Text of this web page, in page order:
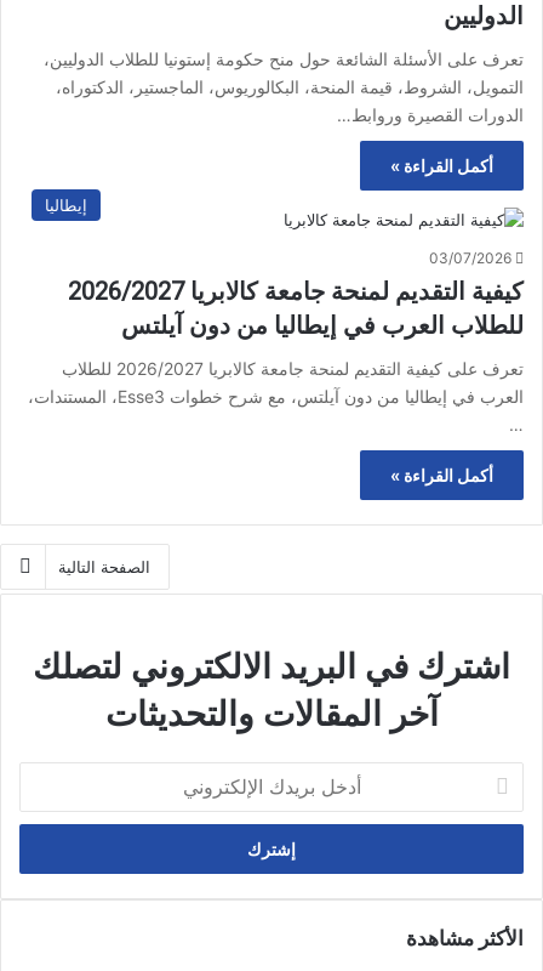
الدوليين
تعرف على الأسئلة الشائعة حول منح حكومة إستونيا للطلاب الدوليين،
التمويل، الشروط، قيمة المنحة، البكالوريوس، الماجستير، الدكتوراه،
الدورات القصيرة وروابط…
أكمل القراءة »
إيطاليا
03/07/2026
كيفية التقديم لمنحة جامعة كالابريا 2026/2027
للطلاب العرب في إيطاليا من دون آيلتس
تعرف على كيفية التقديم لمنحة جامعة كالابريا 2026/2027 للطلاب
العرب في إيطاليا من دون آيلتس، مع شرح خطوات Esse3، المستندات،
…
أكمل القراءة »
الصفحة التالية
اشترك في البريد الالكتروني لتصلك
آخر المقالات والتحديثات
بريدك
الإلكتروني
الأكثر مشاهدة